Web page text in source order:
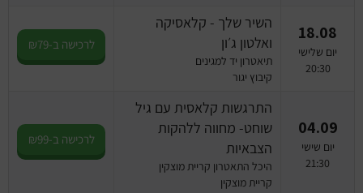
18.08
יום שלישי
20:30
השיר שלך - קלאסיקה
ואלטון ג׳ון
תיאטרון יד למגינים
קיבוץ יגור
לרכישה ב-₪79
04.09
יום שישי
21:30
התרגשות קלאסית עם גיל
שוחט- מחווה ללהקות
הצבאיות
היכל התאטרון קריית מוצקין
קריית מוצקין
לרכישה ב-₪99